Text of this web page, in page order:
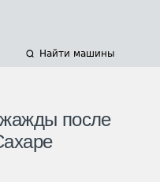
Найти машины
после